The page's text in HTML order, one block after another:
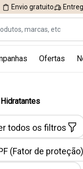
Envio gratuito
Ofertas
todos os filtros
(Fator de proteção)